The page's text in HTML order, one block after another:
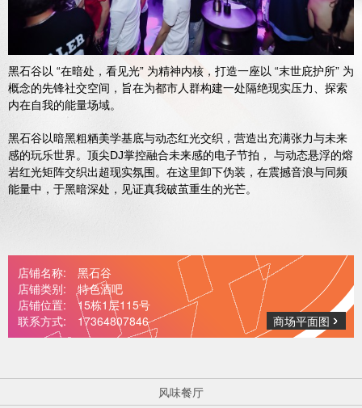
黑石谷以 “在暗处，看见光” 为精神内核，打造一座以 “末世庇护所” 为
概念的先锋社交空间，旨在为都市人群构建一处隔绝现实压力、探索
内在自我的能量场域。
黑石谷以暗黑粗粞美学基底与动态红光交织，营造出充满张力与未来
感的玩乐世界。顶尖DJ掌控融合未来感的电子节拍， 与动态悬浮的熔
岩红光矩阵交织出超现实氛围。在这里卸下伪装，在震撼音浪与同频
能量中，于黑暗深处，见证真我破茧重生的光芒。
店铺名称: 黑石谷
店铺类别: 特色酒吧
店铺位置: 15栋1层115号
联系方式:
17364807846 商场平面图
风味餐厅